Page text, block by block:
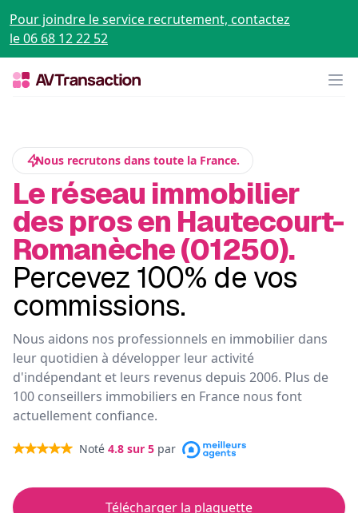
Pour joindre le service recrutement, contactez
le 06 68 12 22 52
Nous recrutons dans toute la France.
Le réseau immobilier
des pros en Hautecourt-
Romanèche (01250).
Percevez 100% de vos
commissions.
Nous aidons nos professionnels en immobilier dans
leur quotidien à développer leur activité
d'indépendant et leurs revenus depuis 2006. Plus de
100 conseillers immobiliers en France nous font
actuellement confiance.
Noté 4.8 sur 5 par
Télécharger la plaquette